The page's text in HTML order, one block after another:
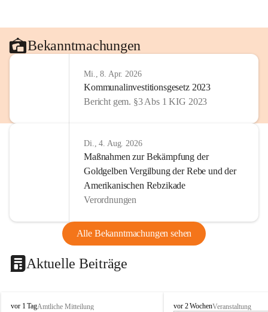
Bekanntmachungen
Mi., 8. Apr. 2026
Kommunalinvestitionsgesetz 2023
Bericht gem. §3 Abs 1 KIG 2023
Di., 4. Aug. 2026
Maßnahmen zur Bekämpfung der
Goldgelben Vergilbung der Rebe und der
Amerikanischen Rebzikade
Verordnungen
Alle Bekanntmachungen sehen
Aktuelle Beiträge
B
vor 1 TagAmtliche Mitteilung
B
vor 2 WochenVeranstaltung